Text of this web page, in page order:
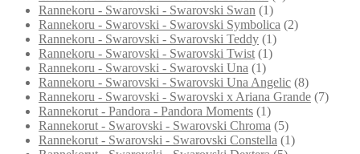
Rannekoru - Swarovski - Swarovski Swan (1)
Rannekoru - Swarovski - Swarovski Symbolica (2)
Rannekoru - Swarovski - Swarovski Teddy (1)
Rannekoru - Swarovski - Swarovski Twist (1)
Rannekoru - Swarovski - Swarovski Una (1)
Rannekoru - Swarovski - Swarovski Una Angelic (8)
Rannekoru - Swarovski - Swarovski x Ariana Grande (7)
Rannekorut - Pandora - Pandora Moments (1)
Rannekorut - Swarovski - Swarovski Chroma (5)
Rannekorut - Swarovski - Swarovski Constella (1)